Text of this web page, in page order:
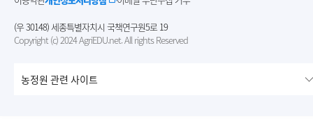
(우 30148) 세종특별자치시 국책연구원5로 19
Copyright (c) 2024 AgriEDU.net. All rights Reserved